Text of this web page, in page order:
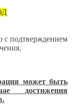
с подтверждением
может быть
достижения